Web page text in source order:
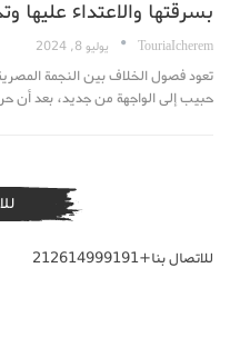
بسرقتها والاعتداء عليها
TouriaIcherem يوليو 8, 2024
تعود فصول الخلاف بين النجمة
حبيب إلى الواجهة من جديد، بعد أن
للاتصال بنا+212614999191